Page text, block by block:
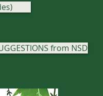
from NSD